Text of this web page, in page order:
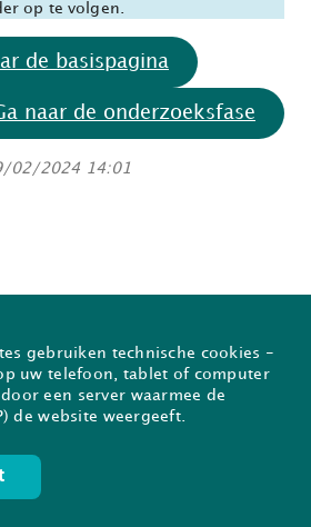
op te volgen.
de basispagina
naar de onderzoeksfase
02/2024 14:01
FAQ
Inschrijven voor de Prodiabrief
gebruiken technische cookies -
uw telefoon, tablet of computer
een server waarmee de
de website weergeeft.